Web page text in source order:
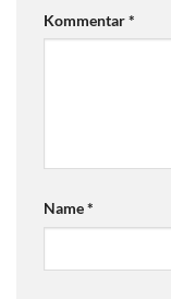
Kommentar*
Name*